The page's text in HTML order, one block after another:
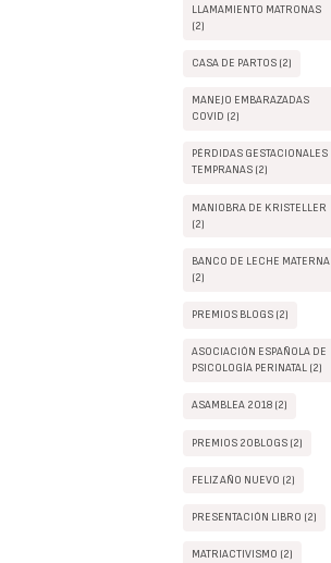
LLAMAMIENTO MATRONAS
(2)
CASA DE PARTOS (2)
MANEJO EMBARAZADAS
COVID (2)
PÉRDIDAS GESTACIONALES
TEMPRANAS (2)
MANIOBRA DE KRISTELLER
(2)
BANCO DE LECHE MATERNA
(2)
PREMIOS BLOGS (2)
ASOCIACIÓN ESPAÑOLA DE
PSICOLOGÍA PERINATAL (2)
ASAMBLEA 2018 (2)
PREMIOS 20BLOGS (2)
FELIZ AÑO NUEVO (2)
PRESENTACIÓN LIBRO (2)
MATRIACTIVISMO (2)